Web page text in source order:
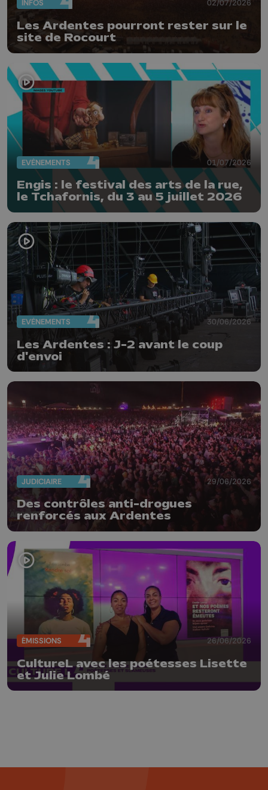
INFOS 02/07/2026
Les Ardentes pourront rester sur le
site de Rocourt
EVÈNEMENTS 01/07/2026
Engis : le festival des arts de la rue,
le Tchafornis, du 3 au 5 juillet 2026
EVÈNEMENTS 30/06/2026
Les Ardentes : J-2 avant le coup
d'envoi
JUDICIAIRE 29/06/2026
Des contrôles anti-drogues
renforcés aux Ardentes
ÉMISSIONS 26/06/2026
CultureL avec les poétesses Lisette
et Julie Lombé